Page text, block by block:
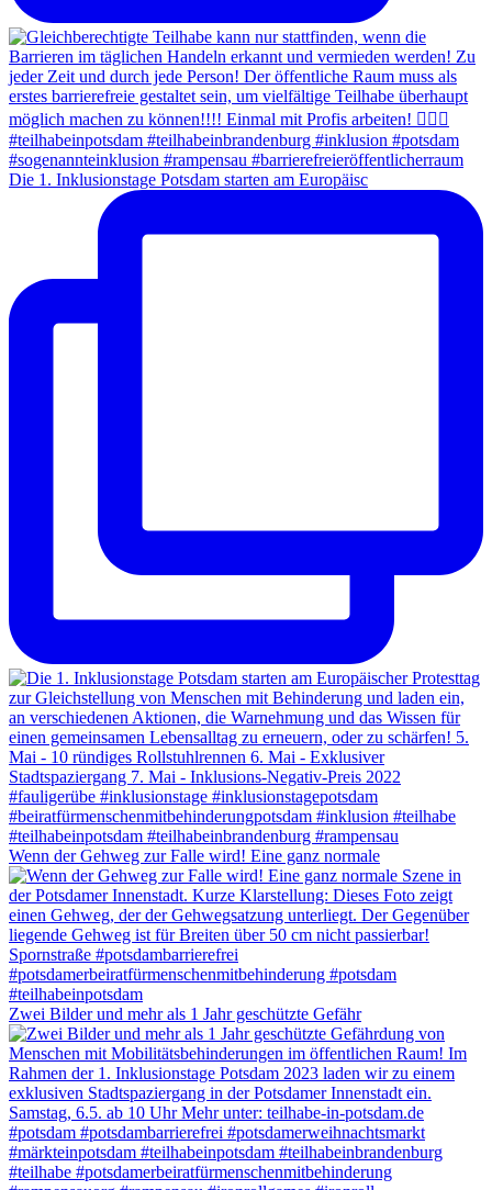
Die 1. Inklusionstage Potsdam starten am Europäisc
Wenn der Gehweg zur Falle wird! Eine ganz normale
Zwei Bilder und mehr als 1 Jahr geschützte Gefähr